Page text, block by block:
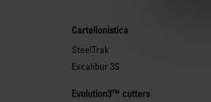
Cartellonistica
SteelTrak
Excalibur 3S
Evolution3™ cutters